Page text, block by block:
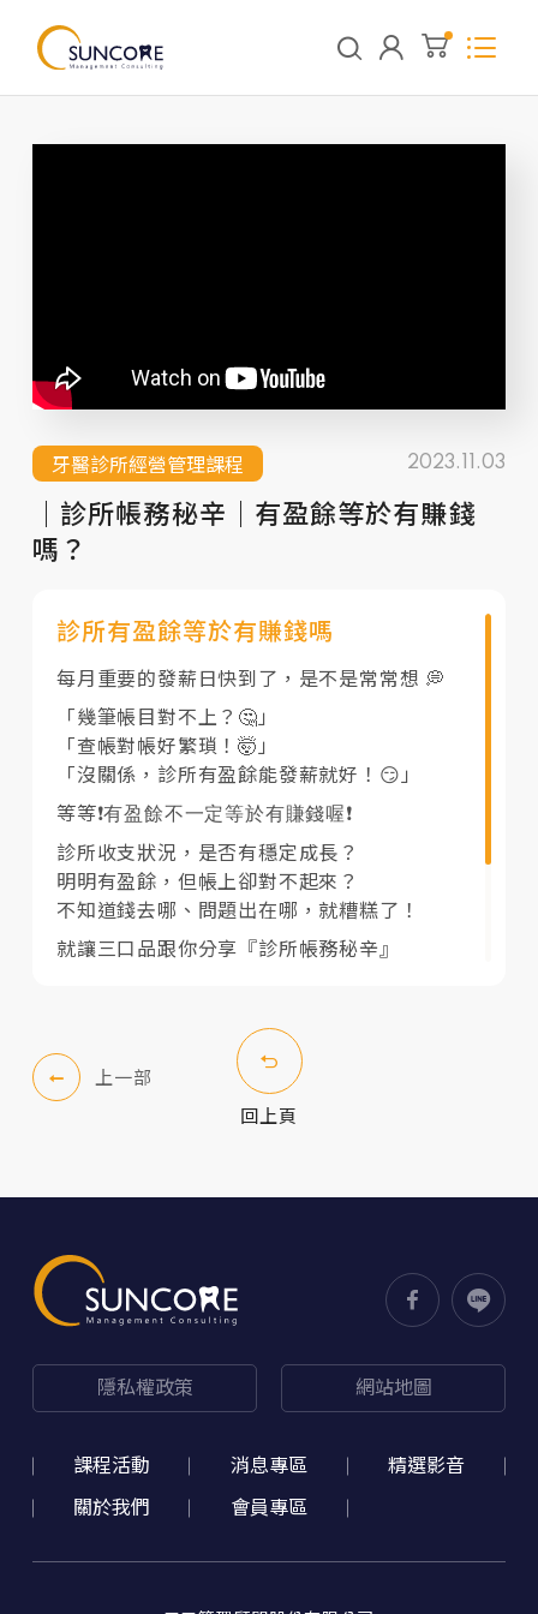
牙醫診所經營管理課程 2023.11.03
｜診所帳務秘辛｜有盈餘等於有賺錢
嗎？
診所有盈餘等於有賺錢嗎
每月重要的發薪日快到了，是不是常常想 💭
「幾筆帳目對不上？🤔」
「查帳對帳好繁瑣！🤯」
「沒關係，診所有盈餘能發薪就好！😏」
等等❗️有盈餘不一定等於有賺錢喔❗️
診所收支狀況，是否有穩定成長？
明明有盈餘，但帳上卻對不起來？
不知道錢去哪、問題出在哪，就糟糕了！
就讓三口品跟你分享『診所帳務秘辛』
做好診所經營管理必備❗️點擊連結立即報名
上一部
回上頁
隱私權政策 網站地圖
課程活動 消息專區
精選影音
關於我們
會員專區